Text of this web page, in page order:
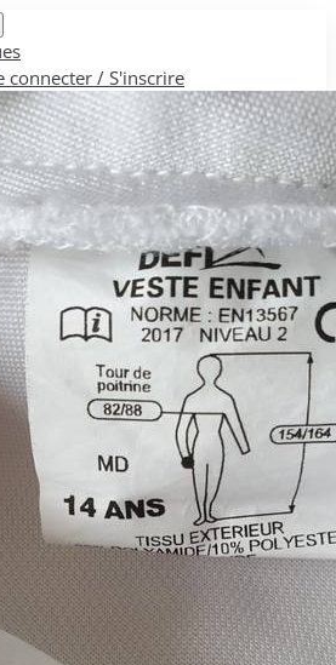
connecter / S'inscrire